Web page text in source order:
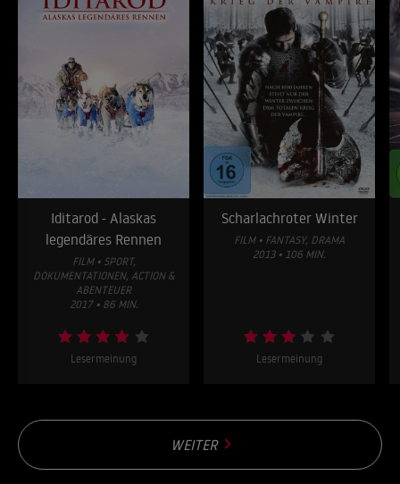
Iditarod - Alaskas
legendäres Rennen
FILM • SPORT,
DOKUMENTATIONEN, ACTION &
ABENTEUER
2017 • 86 MIN.
Lesermeinung
Scharlachroter Winter
FILM • FANTASY, DRAMA
2013 • 106 MIN.
Lesermeinung
WEITER